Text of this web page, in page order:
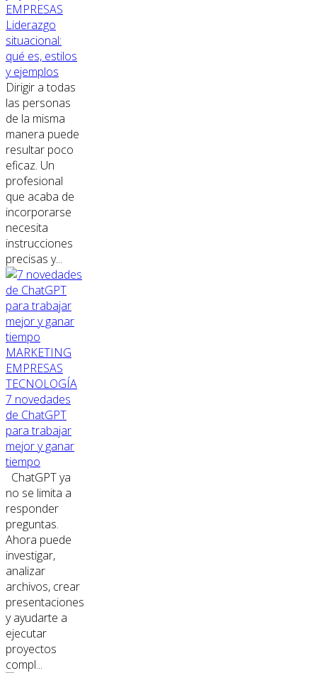
EMPRESAS
Liderazgo
situacional:
qué es, estilos
y ejemplos
Dirigir a todas
las personas
de la misma
manera puede
resultar poco
eficaz. Un
profesional
que acaba de
incorporarse
necesita
instrucciones
precisas y...
MARKETING
EMPRESAS
TECNOLOGÍA
7 novedades
de ChatGPT
para trabajar
mejor y ganar
tiempo
ChatGPT ya
no se limita a
responder
preguntas.
Ahora puede
investigar,
analizar
archivos, crear
presentaciones
y ayudarte a
ejecutar
proyectos
compl...